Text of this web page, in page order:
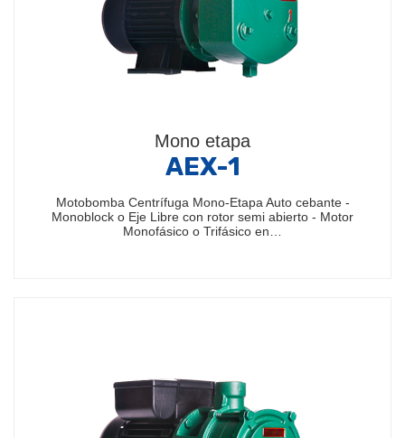
Mono etapa
AEX-1
Motobomba Centrífuga Mono-Etapa Auto cebante -
Monoblock o Eje Libre con rotor semi abierto - Motor
Monofásico o Trifásico en…